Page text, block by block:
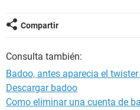
Compartir
Consulta también:
Badoo, antes aparecia el
Descargar badoo
Como eliminar una cuenta de